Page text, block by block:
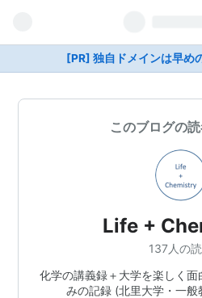
[PR] 独自ドメインは早め
このブログの
Life +
137人の
化学の講義録＋大学を楽しく
みの記録 (北里大学・一般